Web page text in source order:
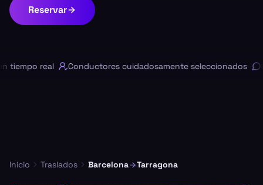
Reservar
real Conductores cuidadosamente seleccionados
Inicio Traslados Barcelona Tarragona